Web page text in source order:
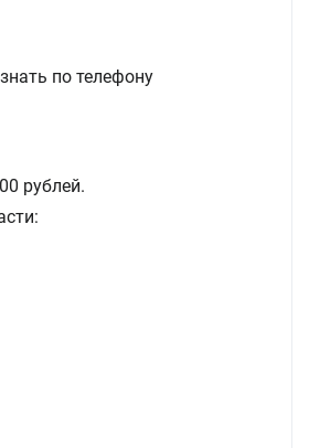
по телефону
рублей.